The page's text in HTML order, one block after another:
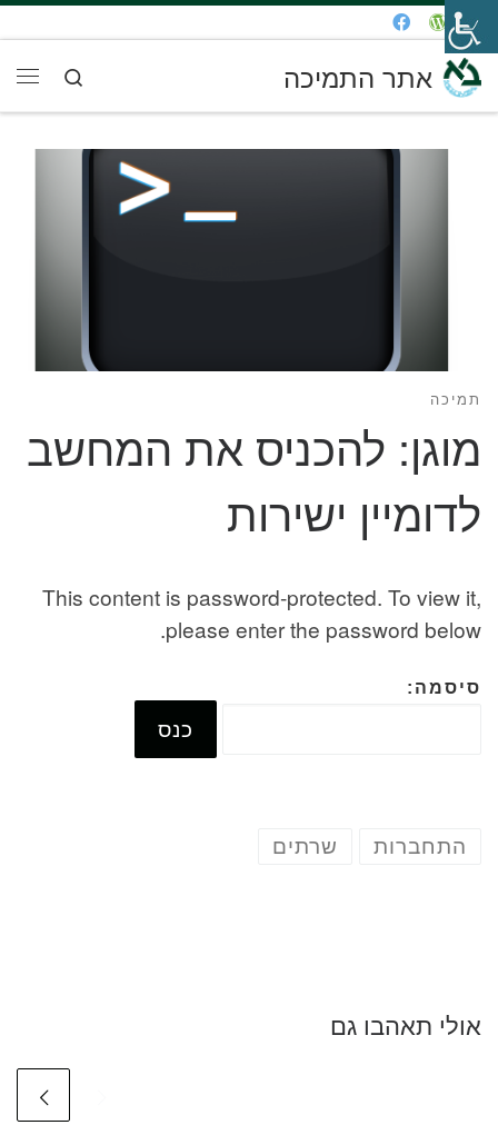
דלג לתוכן
אתר התמיכה Search
תמיכה
מוגן: להכניס את המחשב
לדומיין ישירות
This content is password-protected. To view it,
please enter the password below.
סיסמה:
התחברות שרתים
אולי תאהבו גם